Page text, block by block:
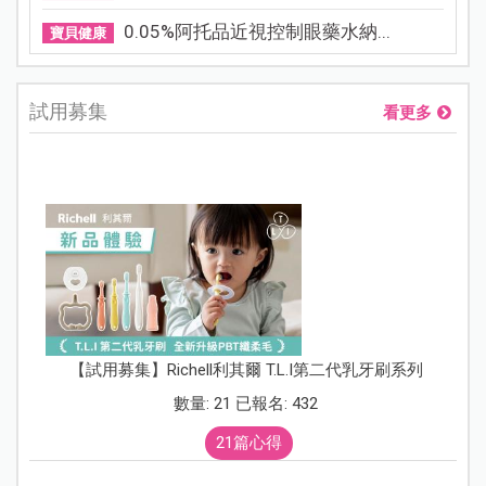
寶貝健康 0.05%阿托品近視控制眼藥水納...
試用募集 看更多
【試用募集】Richell利其爾 T.L.I第二代乳牙刷系列
數量: 21 已報名: 432
21篇心得